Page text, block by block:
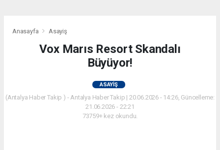
Anasayfa Asayiş
Vox Marıs Resort Skandalı
Büyüyor!
ASAYIŞ
(Antalya Haber Takip ) - Antalya Haber Takip | 20.06.2026 - 14:26, Güncelleme:
21.06.2026 - 22:21
73759+ kez okundu.